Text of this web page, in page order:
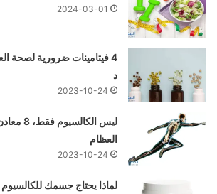
2024-03-01
4 فيتامينات ضرورية لصحة
د
2023-10-24
ليس
العظام
2023-10-24
لماذا يحتاج جسمك للكالسيوم